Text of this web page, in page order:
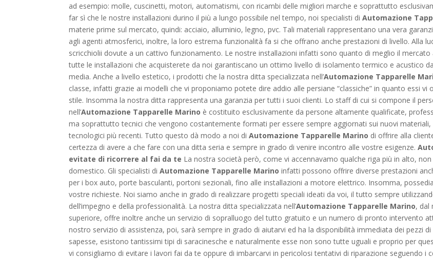
ad esempio: molle, cuscinetti, motori, automatismi, con ricambi delle migliori marche e soprattutto
far sì che le nostre installazioni durino il più a lungo possibile nel tempo, noi specialisti diAutomazione
materie prime sul mercato, quindi: acciaio, alluminio, legno, pvc. Tali materiali rappresentano una vera
agli agenti atmosferici, inoltre, la loro estrema funzionalità fa si che offrano anche prestazioni di livello. Alla
scricchiolii dovute a un cattivo funzionamento. Le nostre installazioni infatti sono quanto di meglio il
tutte le installazioni che acquisterete da noi garantiscano un ottimo livello di isolamento termico e acustico
media. Anche a livello estetico, i prodotti che la nostra ditta specializzata nell’Automazione Tapparelle
classe, infatti grazie ai modelli che vi proponiamo potete dire addio alle persiane “classiche” in quanto essi
stile. Insomma la nostra ditta rappresenta una garanzia per tutti i suoi clienti. Lo staff di cui si compone il
nell’Automazione Tapparelle Marino è costituito esclusivamente da persone altamente qualificate,
ma soprattutto tecnici che vengono costantemente formati per essere sempre aggiornati sui nuovi
tecnologici più recenti. Tutto questo dà modo a noi diAutomazione Tapparelle Marino di offrire alla
certezza di avere a che fare con una ditta seria e sempre in grado di venire incontro alle vostre esigenze.
evitate di ricorrere al fai da te La nostra società però, come vi accennavamo qualche riga più in alto,
domestico. Gli specialisti diAutomazione Tapparelle Marino infatti possono offrire diverse prestazioni
per i box auto, porte basculanti, portoni sezionali, fino alle installazioni a motore elettrico. Insomma,
vostre richieste. Noi siamo anche in grado di realizzare progetti speciali ideati da voi, il tutto sempre
dell’impegno e della professionalità. La nostra ditta specializzata nell’Automazione Tapparelle Marino, dal
superiore, offre inoltre anche un servizio di sopralluogo del tutto gratuito e un numero di pronto intervento
nostro servizio di assistenza, poi, sarà sempre in grado di aiutarvi ed ha la disponibilità immediata dei pezzi
sapesse, esistono tantissimi tipi di saracinesche e naturalmente esse non sono tutte uguali e proprio per
vi consigliamo di evitare i lavori fai da te oppure di imbarcarvi in pericolosi tentativi di riparazione seguendo i